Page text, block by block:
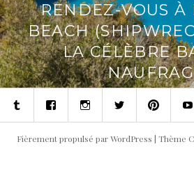
RENDEZ-VOUS À
BEACH
LA CÉLÈBRE
TumblrFacebookInstagramTwitter
Fièrement propulsé par WordPress | Thème